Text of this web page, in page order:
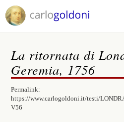
La ritornata di
Geremia, 1756
Permalink:
https://www.carlogoldoni.it/testi/
V56